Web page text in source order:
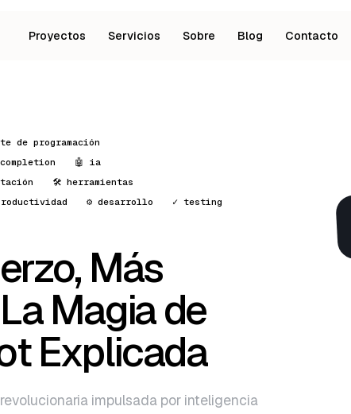
Proyectos Servicios Sobre Blog Contacto
de programación
🤖 ia
🛠️ herramientas
⚙️ desarrollo
✓ testing
Más
Magia de
Explicada
impulsada por inteligencia